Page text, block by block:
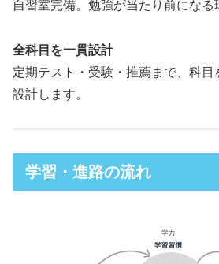
自習室完備。勉強が当たり前になる
全科目を一貫設計
定期テスト・受験・推薦まで、科
設計します。
学習・進路の流れ